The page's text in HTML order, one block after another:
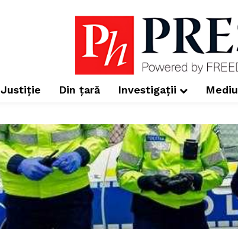
Justiție Din țară Investigații Mediu